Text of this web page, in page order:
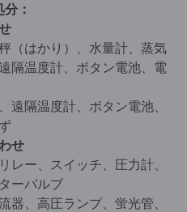
：
（はかり）、水量計、蒸気
隔温度計、ボタン電池、電
遠隔温度計、ボタン電池、
せ
レー、スイッチ、圧力計、
ーバルブ
器、高圧ランプ、蛍光管、